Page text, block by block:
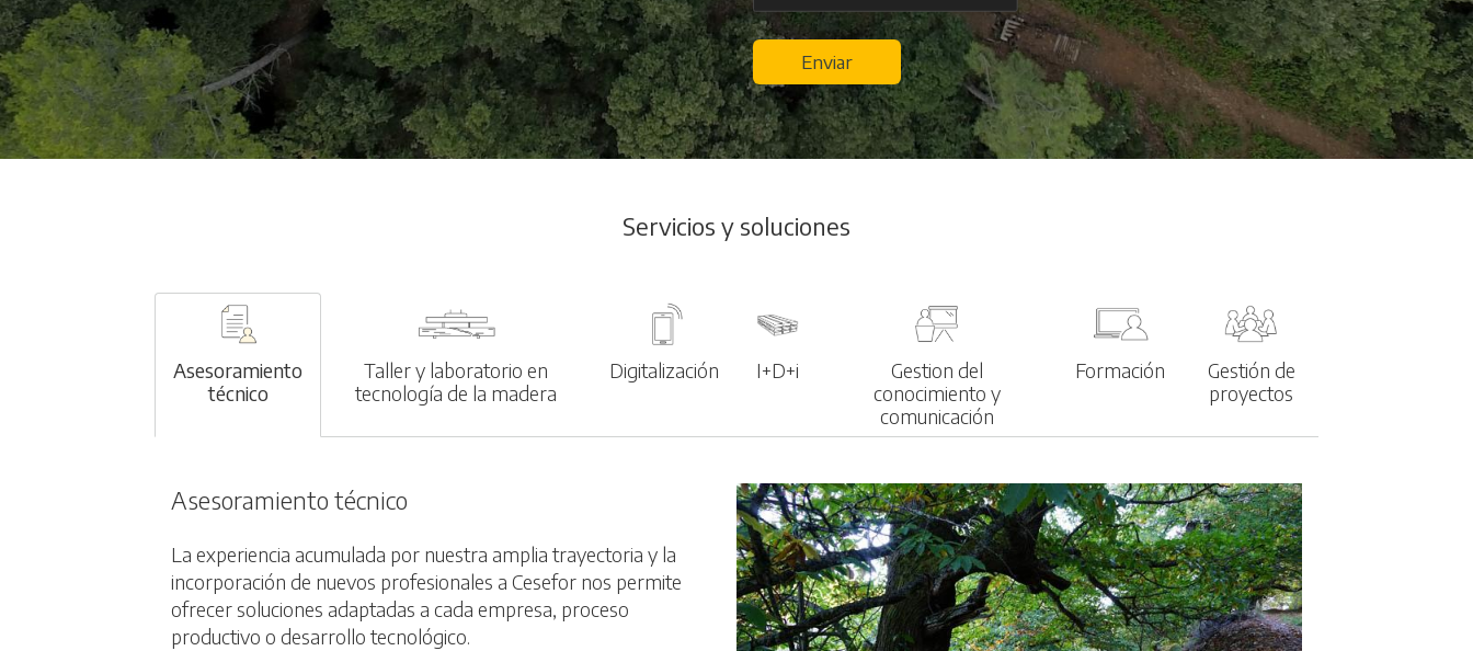
Enviar
Servicios y soluciones
Asesoramiento
técnico
Taller y laboratorio en
tecnología de la madera
Digitalización I+D+i
Gestion del
conocimiento y
comunicación
Formación
Gestión de
proyectos
Asesoramiento técnico
La experiencia acumulada por nuestra amplia trayectoria y la
incorporación de nuevos profesionales a Cesefor nos permite
ofrecer soluciones adaptadas a cada empresa, proceso
productivo o desarrollo tecnológico.